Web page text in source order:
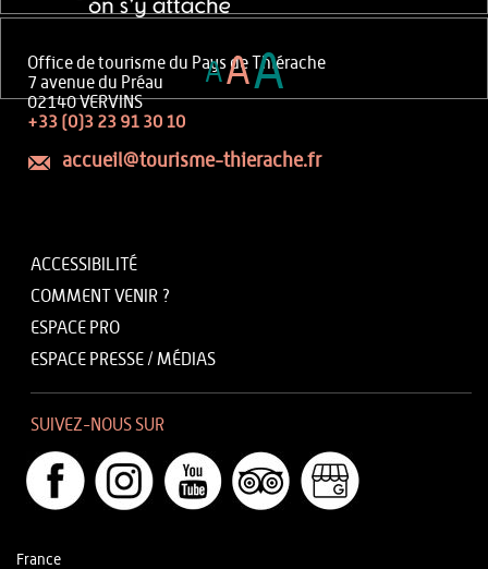
Office de tourisme du Pays de Thiérache
7 avenue du Préau
02140 VERVINS
+33 (0)3 23 91 30 10
accueil@tourisme-thierache.fr
ACCESSIBILITÉ
COMMENT VENIR ?
ESPACE PRO
ESPACE PRESSE / MÉDIAS
SUIVEZ-NOUS SUR
France
AAA